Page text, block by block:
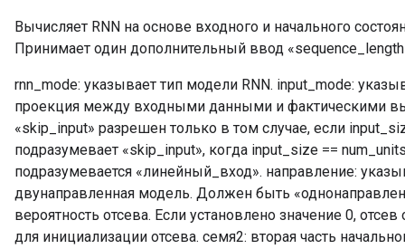
Вычисляет RNN на основе входного и начального
Принимает один дополнительный ввод
rnn_mode: указывает тип модели RNN. input_mode:
проекция между входными данными и фактическими
«skip_input» разрешен только в том случае, если
подразумевает «skip_input», когда input_size ==
подразумевается «линейный_вход». направление:
двунаправленная модель. Должен быть
вероятность отсева. Если установлено значение 0,
для инициализации отсева. семя2: вторая часть